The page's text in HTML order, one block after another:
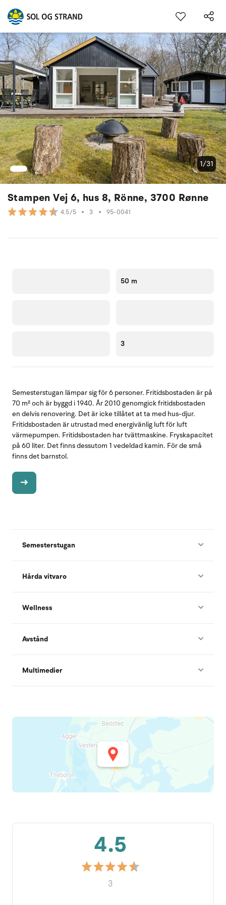
Stampen Vej 6, hus 8, Rönne, 3700 Rønne
4.5/5 • 3 • 95-0041
1/31
50 m
3
Semesterstugan lämpar sig för 6 personer. Fritidsbostaden är på
70 m² och är byggd i 1940. År 2010 genomgick fritidsbostaden
en delvis renovering. Det är icke tillåtet at ta med hus-djur.
Fritidsbostaden är utrustad med energivänlig luft för luft
värmepumpen. Fritidsbostaden har tvättmaskine. Fryskapacitet
på 60 liter. Det finns dessutom 1 vedeldad kamin. För de små
finns det barnstol.
Semesterstugan
Hårda vitvaro
Wellness
Avstånd
Multimedier
4.5
3